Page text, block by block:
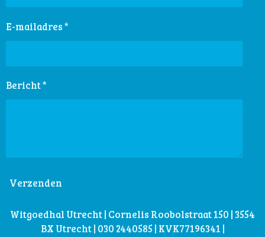
E-mailadres *
Bericht *
Verzenden
Witgoedhal Utrecht | Cornelis Roobolstraat 150 | 3554
BX Utrecht | 030 2440585 | KVK77196341 |